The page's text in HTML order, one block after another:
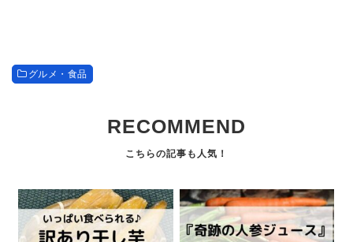
グルメ・食品
RECOMMEND